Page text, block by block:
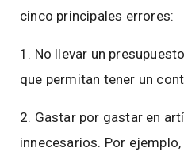
cinco principales errores:
1. No llevar un
que permitan tener un
2. Gastar por gastar en
innecesarios. Por